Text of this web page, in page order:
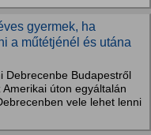
gyermek, ha
a műtétjénél és utána
Debrecenbe Budapestről
úton egyáltalán
vele lehet lenni